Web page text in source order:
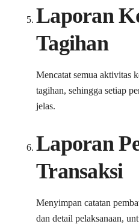
Laporan
Tagihan
Mencatat semua aktivitas
tagihan, sehingga setiap
jelas.
Laporan
Transaksi
Menyimpan catatan
dan detail pelaksanaan,